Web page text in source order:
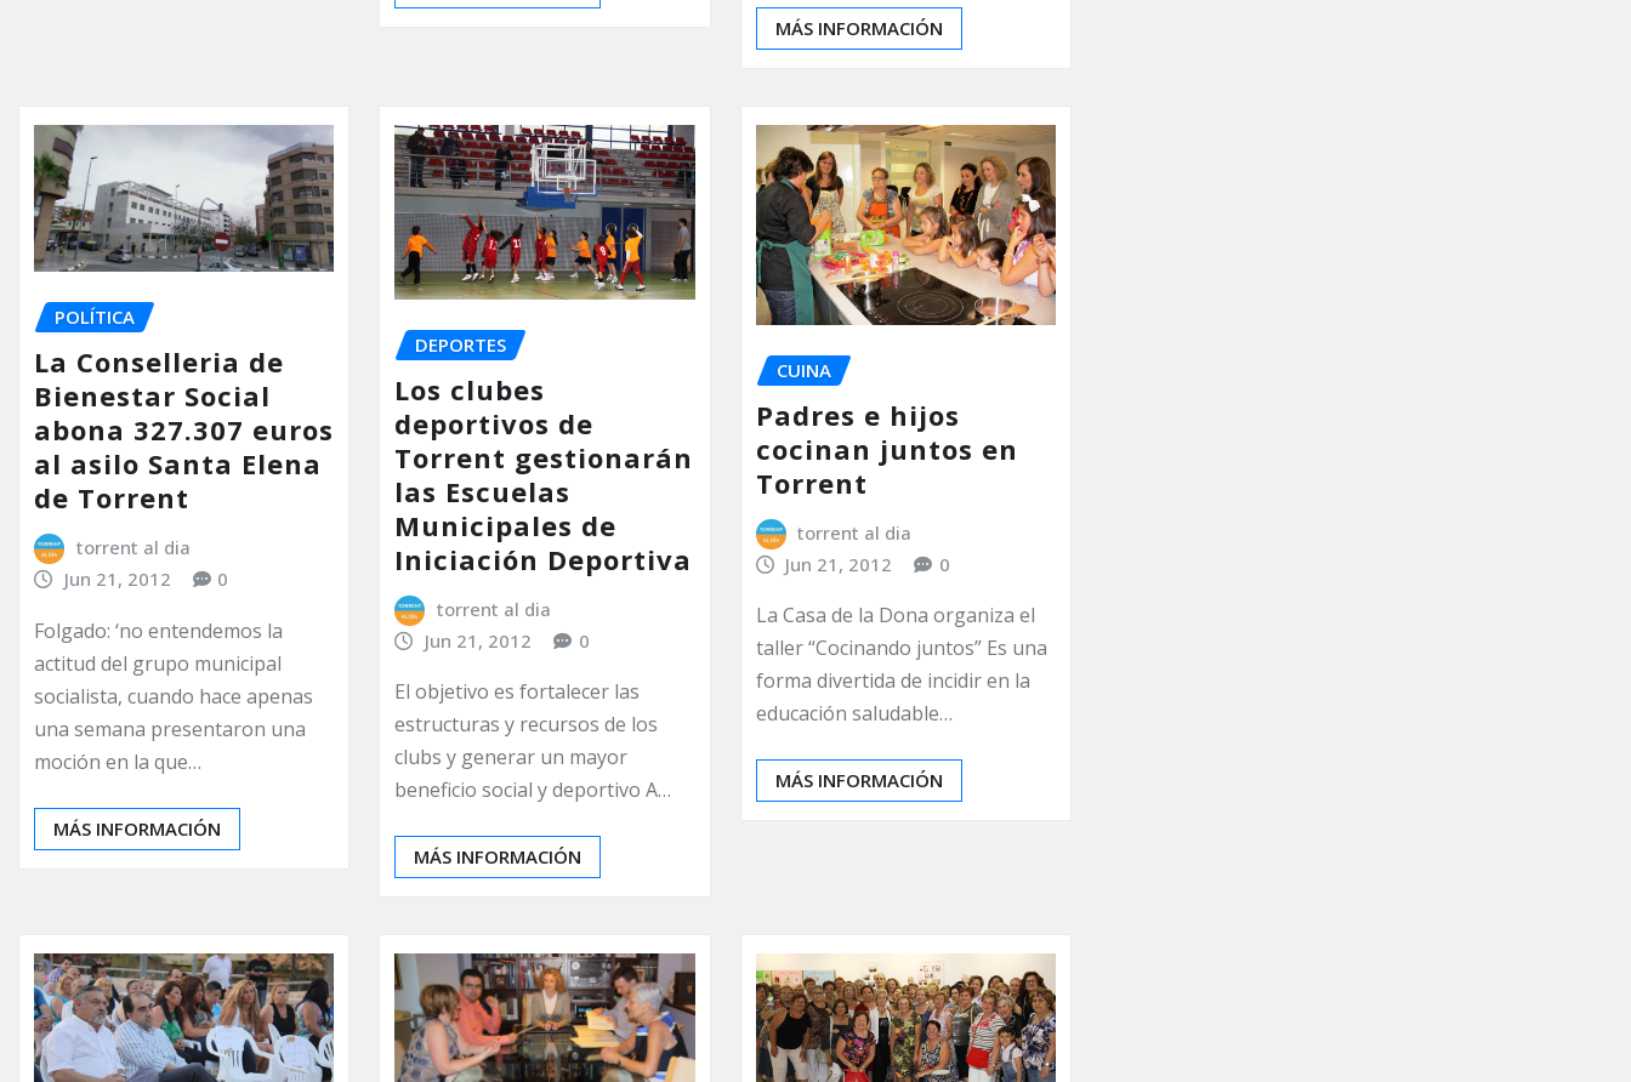
MÁS INFORMACIÓN
POLÍTICA
La Conselleria de
Bienestar Social
abona 327.307 euros
al asilo Santa Elena
de Torrent
torrent al dia
Jun 21, 2012
0
Folgado: ‘no entendemos la
actitud del grupo municipal
socialista, cuando hace apenas
una semana presentaron una
moción en la que…
MÁS INFORMACIÓN
DEPORTES
Los clubes
deportivos de
Torrent gestionarán
las Escuelas
Municipales de
Iniciación Deportiva
torrent al dia
Jun 21, 2012
0
El objetivo es fortalecer las
estructuras y recursos de los
clubs y generar un mayor
beneficio social y deportivo A…
MÁS INFORMACIÓN
CUINA
Padres e hijos
cocinan juntos en
Torrent
torrent al dia
Jun 21, 2012
0
La Casa de la Dona organiza el
taller “Cocinando juntos” Es una
forma divertida de incidir en la
educación saludable…
MÁS INFORMACIÓN